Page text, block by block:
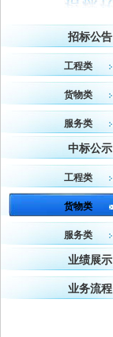
招标公告
工程类
货物类
服务类
中标公示
工程类
货物类
服务类
业绩展示
业务流程